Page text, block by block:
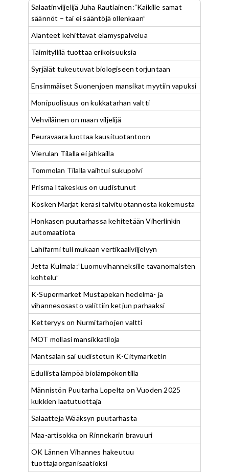
Salaatinviljelijä Juha Rautiainen:”Kaikille samat
säännöt – tai ei sääntöjä ollenkaan”
Alanteet kehittävät elämyspalvelua
Taimityllilä tuottaa erikoisuuksia
Syrjälät tukeutuvat biologiseen torjuntaan
Ensimmäiset Suonenjoen mansikat myytiin vapuksi
Monipuolisuus on kukkatarhan valtti
Vehviläinen on maan viljelijä
Peuravaara luottaa kausituotantoon
Vierulan Tilalla ei jahkailla
Tommolan Tilalla vaihtui sukupolvi
Prisma Itäkeskus on uudistunut
Kosken Marjat keräsi talvituotannosta kokemusta
Honkasen puutarhassa kehitetään Viherlinkin
automaatiota
Lähifarmi tuli mukaan vertikaaliviljelyyn
Jetta Kulmala:”Luomuvihanneksille tavanomaisten
kohtelu”
K-Supermarket Mustapekan hedelmä- ja
vihannesosasto valittiin ketjun parhaaksi
Ketteryys on Nurmitarhojen valtti
MOT mollasi mansikkatiloja
Mäntsälän sai uudistetun K-Citymarketin
Edullista lämpöä biolämpökontilla
Männistön Puutarha Lopelta on Vuoden 2025
kukkien laatutuottaja
Salaatteja Wääksyn puutarhasta
Maa-artisokka on Rinnekarin bravuuri
OK Lännen Vihannes hakeutuu
tuottajaorganisaatioksi